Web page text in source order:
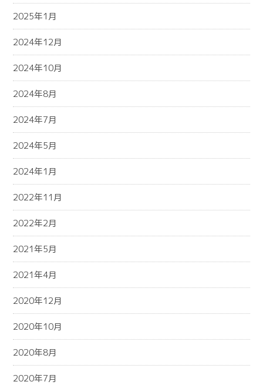
2025年1月
2024年12月
2024年10月
2024年8月
2024年7月
2024年5月
2024年1月
2022年11月
2022年2月
2021年5月
2021年4月
2020年12月
2020年10月
2020年8月
2020年7月